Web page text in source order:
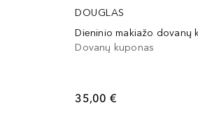
DOUGLAS
Dieninio makiažo dovanų
Dovanų kuponas
35,00 €